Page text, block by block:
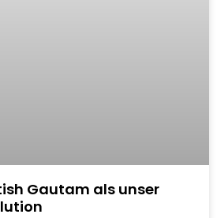
Gautam als unser